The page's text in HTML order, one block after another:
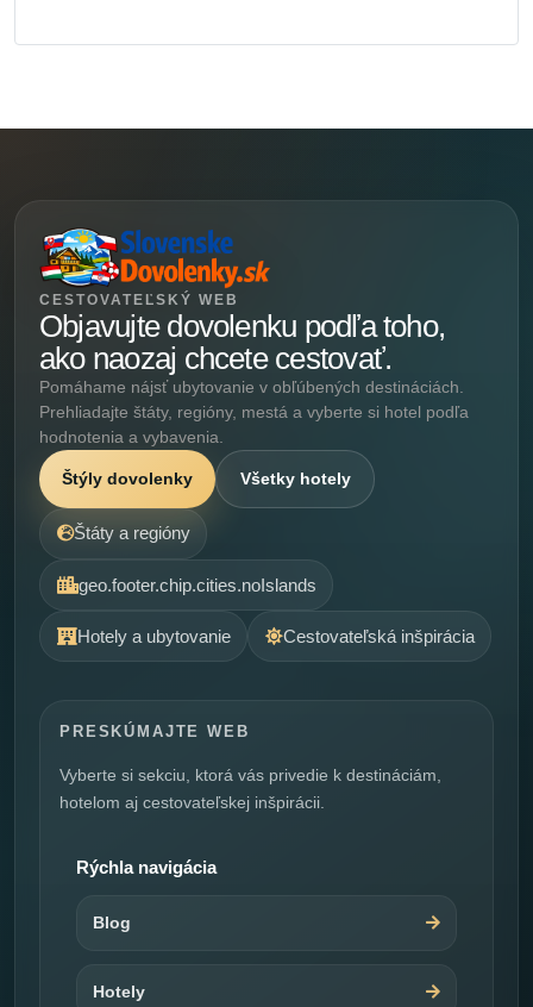
CESTOVATEĽSKÝ WEB
Objavujte dovolenku podľa toho,
ako naozaj chcete cestovať.
Pomáhame nájsť ubytovanie v obľúbených destináciách.
Prehliadajte štáty, regióny, mestá a vyberte si hotel podľa
hodnotenia a vybavenia.
Štýly dovolenky Všetky hotely
Štáty a regióny
geo.footer.chip.cities.noIslands
Hotely a ubytovanie Cestovateľská inšpirácia
PRESKÚMAJTE WEB
Vyberte si sekciu, ktorá vás privedie k destináciám,
hotelom aj cestovateľskej inšpirácii.
Rýchla navigácia
Blog
Hotely